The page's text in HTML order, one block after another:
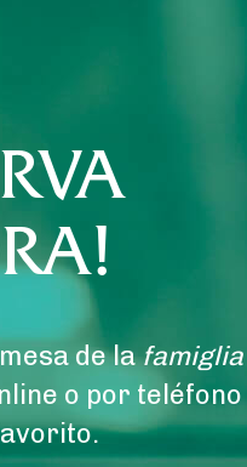
de lafamiglia
o por teléfono